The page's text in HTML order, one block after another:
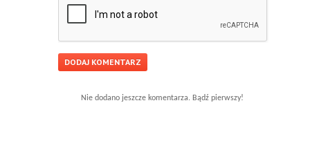
Nie dodano jeszcze komentarza. Bądź pierwszy!